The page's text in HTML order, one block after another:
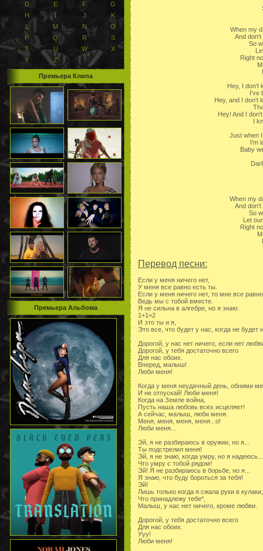
D
E F
G
H
I J
K
L
M N
O
P
Q R
S
T
U W
X
Y
Z
Премьера Клипа
Премьера Альбома
When my
And don't
So
Right
Hey, I don't
I've
Hey, and I don't
Hey! And I
I
Just when
I'm
Baby
When my
And don't
So
Let
Right
Перевод песни:
Если у меня ничего нет,
У меня все равно есть ты.
Если у меня ничего нет, то мне все
Ведь мы с тобой вместе.
Я не сильна в алгебре, но я знаю:
1+1=2
И это ты и я,
Это все, что будет у нас, когда не будет
Дорогой, у нас нет ничего, если нет
Дорогой, у тебя достаточно всего
Для нас обоих.
Вперед, малыш!
Люби меня!
Когда у меня неудачный день, обними
И не отпускай! Люби меня!
Когда на Земле война,
Пусть наша любовь всех исцеляет!
А сейчас, малыш, люби меня.
Меня, меня, меня, меня...о!
Люби меня...
Эй, я не разбираюсь в оружии, но я...
Ты подстрелил меня!
Эй, я не знаю, когда умру, но я надеюсь...
Что умру с тобой рядом!
Эй! Я не разбираюсь в борьбе, но я...
Я знаю, что буду бороться за тебя!
Эй!
Лишь только когда я сжала руки в
Что принадлежу тебе*,
Малыш, у нас нет ничего, кроме любви.
Дорогой, у тебя достаточно всего
Для нас обоих.
Ууу!
Люби меня!